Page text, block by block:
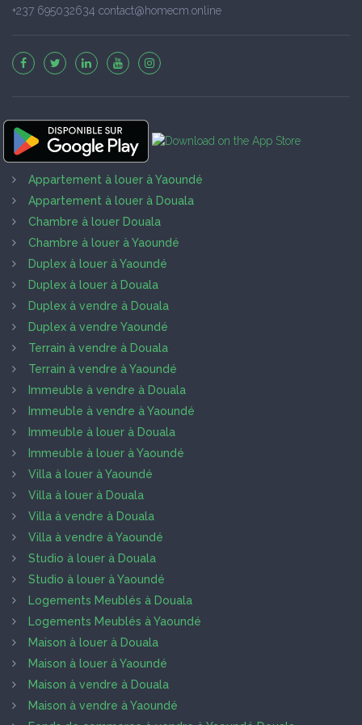
+237 695032634 contact@homecm.online
Appartement à louer à Yaoundé
Appartement à louer à Douala
Chambre à louer Douala
Chambre à louer à Yaoundé
Duplex à louer à Yaoundé
Duplex à louer à Douala
Duplex à vendre à Douala
Duplex à vendre Yaoundé
Terrain à vendre à Douala
Terrain à vendre à Yaoundé
Immeuble à vendre à Douala
Immeuble à vendre à Yaoundé
Immeuble à louer à Douala
Immeuble à louer à Yaoundé
Villa à louer à Yaoundé
Villa à louer à Douala
Villa à vendre à Douala
Villa à vendre à Yaoundé
Studio à louer à Douala
Studio à louer à Yaoundé
Logements Meublés à Douala
Logements Meublés à Yaoundé
Maison à louer à Douala
Maison à louer à Yaoundé
Maison à vendre à Douala
Maison à vendre à Yaoundé